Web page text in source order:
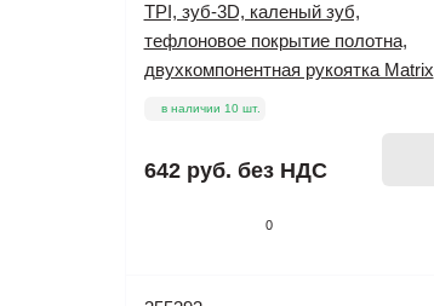
0
TPI, зуб-3D, каленый зуб,
тефлоновое покрытие полотна,
двухкомпонентная рукоятка Matrix
в наличии 10 шт.
642 руб. без НДС